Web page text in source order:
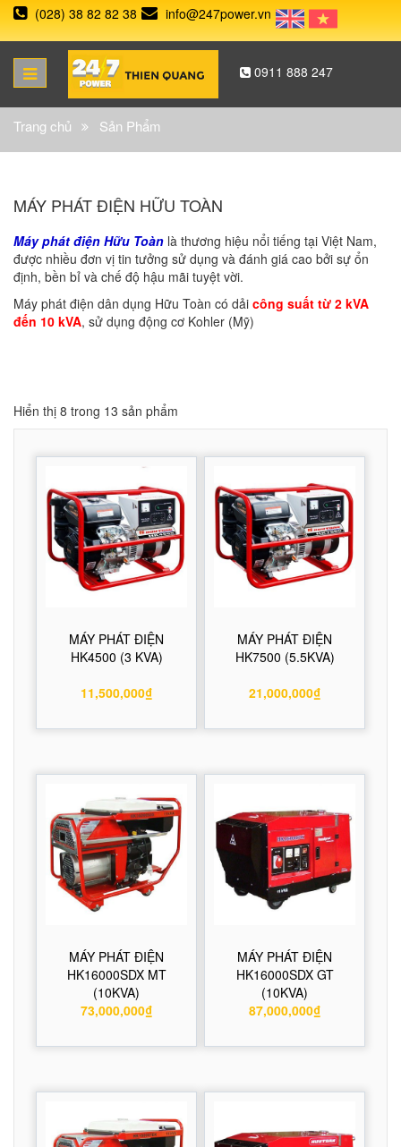
(028) 38 82 82 38 info@247power.vn
0911 888 247
Trang chủ Sản Phẩm
MÁY PHÁT ĐIỆN HỮU TOÀN
Máy phát điện Hữu Toàn là thương hiệu nổi tiếng tại Việt Nam,
được nhiều đơn vị tin tưởng sử dụng và đánh giá cao bởi sự ổn
định, bền bỉ và chế độ hậu mãi tuyệt vời.
Máy phát điện dân dụng Hữu Toàn có dải công suất từ 2 kVA
đến 10 kVA, sử dụng động cơ Kohler (Mỹ)
Hiển thị 8 trong 13 sản phẩm
MÁY PHÁT ĐIỆN
HK4500 (3 KVA)
11,500,000₫
MÁY PHÁT ĐIỆN
HK7500 (5.5KVA)
21,000,000₫
MÁY PHÁT ĐIỆN
HK16000SDX MT
(10KVA)
73,000,000₫
MÁY PHÁT ĐIỆN
HK16000SDX GT
(10KVA)
87,000,000₫